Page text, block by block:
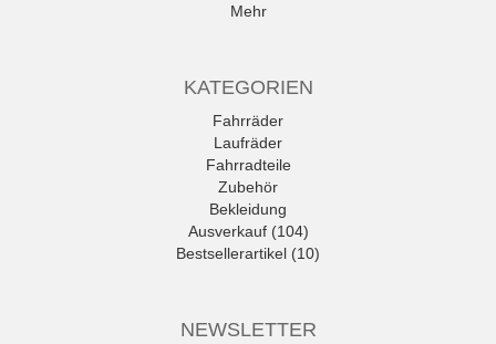
Mehr
KATEGORIEN
Fahrräder
Laufräder
Fahrradteile
Zubehör
Bekleidung
Ausverkauf (104)
Bestsellerartikel (10)
NEWSLETTER